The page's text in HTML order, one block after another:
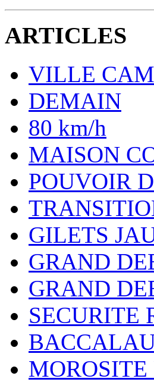
ARTICLES
VILLE
DEMAIN
80 km/h
MAISON
POUVOIR
GILETS
GRAND
GRAND
SECURITE
MOROSITE